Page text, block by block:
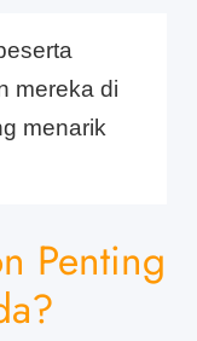
mereka di
menarik
Penting